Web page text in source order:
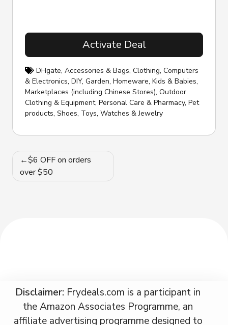
Activate Deal
DHgate, Accessories & Bags, Clothing, Computers
& Electronics, DIY, Garden, Homeware, Kids & Babies,
Marketplaces (including Chinese Stores), Outdoor
Clothing & Equipment, Personal Care & Pharmacy, Pet
products, Shoes, Toys, Watches & Jewelry
Post
navigation
$6 OFF on orders
over $50
Disclaimer: Frydeals.com is a participant in
the Amazon Associates Programme, an
affiliate advertising programme designed to